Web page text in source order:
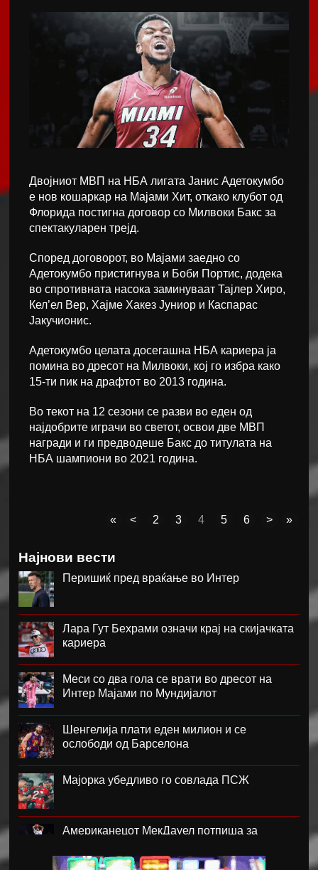
Двојниот МВП на НБА лигата Јанис Адетокумбо
е нов кошаркар на Мајами Хит, откако клубот од
Флорида постигна договор со Милвоки Бакс за
спектакуларен трејд.
Според договорот, во Мајами заедно со
Адетокумбо пристигнува и Боби Портис, додека
во спротивната насока заминуваат Тајлер Хиро,
Кел’ел Вер, Хајме Хакез Јуниор и Каспарас
Јакучионис.
Адетокумбо целата досегашна НБА кариера ја
помина во дресот на Милвоки, кој го избра како
15-ти пик на драфтот во 2013 година.
Во текот на 12 сезони се разви во еден од
најдобрите играчи во светот, освои две МВП
награди и ги предводеше Бакс до титулата на
НБА шампиони во 2021 година.
« < 2 3 4 5 6 > »
Најнови вести
Перишиќ пред враќање во Интер
Лара Гут Бехрами означи крај на скијачката
кариера
Меси со два гола се врати во дресот на
Интер Мајами по Мундијалот
Шенгелија плати еден милион и се
ослободи од Барселона
Мајорка убедливо го совлада ПСЖ
Американецот МекДауел потпиша за